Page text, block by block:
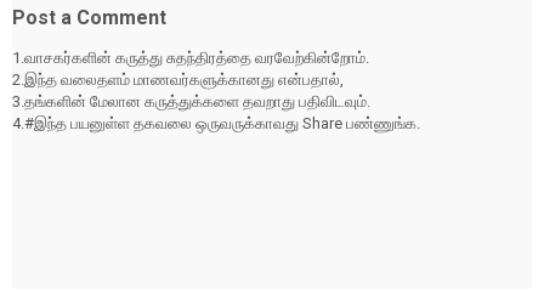
Post a Comment
1.வாசகர்களின் கருத்து சுதந்திரத்தை வரவேற்கின்றோம்.
2.இந்த வலைதளம் மாணவர்களுக்கானது என்பதால்,
3.தங்களின் மேலான கருத்துக்களை தவறாது பதிவிடவும்.
4.#இந்த பயனுள்ள தகவலை ஒருவருக்காவது Share பண்ணுங்க.